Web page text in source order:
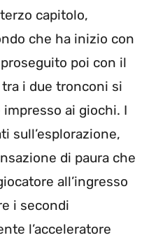
capitolo,
che ha inizio con
poi con il
i due tronconi si
ai giochi. I
sull’esplorazione,
di paura che
all’ingresso
i secondi
l’acceleratore